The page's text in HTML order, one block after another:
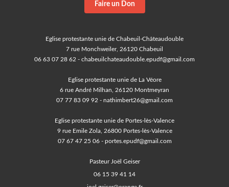
Faire un Don
Eglise protestante unie de Chabeuil-Châteaudouble
7 rue Monchweiler, 26120 Chabeuil
06 63 07 28 62 - chabeuilchateaudouble.epudf@gmail.com
Eglise protestante unie de La Véore
6 rue André Milhan, 26120 Montmeyran
07 77 83 09 92 - nathimbert26@gmail.com
Eglise protestante unie de Portes-lès-Valence
9 rue Emile Zola, 26800 Portes-lès-Valence
07 67 47 25 06 - portes.epudf@gmail.com
Pasteur Joël Geiser
06 15 39 41 14